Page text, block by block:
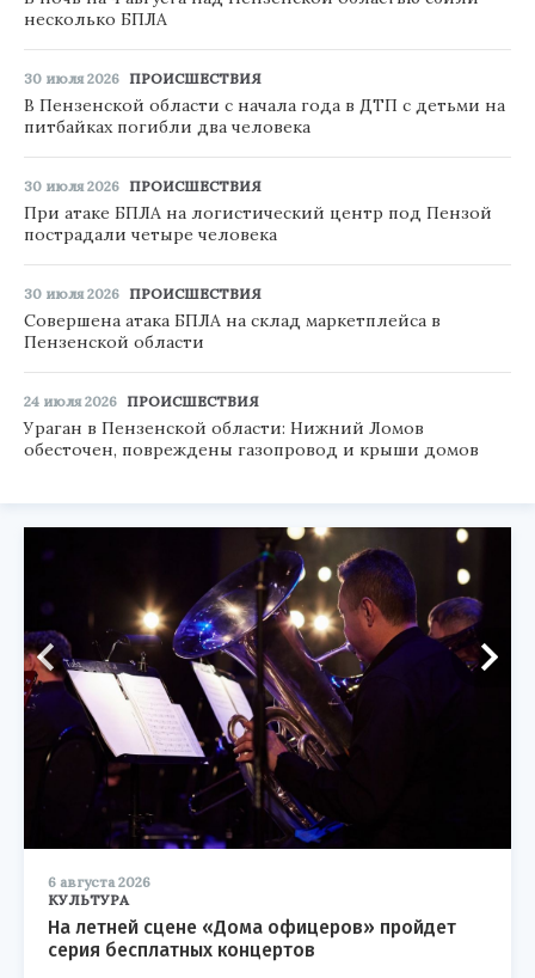
несколько БПЛА
30 июля 2026 ПРОИСШЕСТВИЯ
В Пензенской области с начала года в ДТП с детьми на
питбайках погибли два человека
30 июля 2026 ПРОИСШЕСТВИЯ
При атаке БПЛА на логистический центр под Пензой
пострадали четыре человека
30 июля 2026 ПРОИСШЕСТВИЯ
Совершена атака БПЛА на склад маркетплейса в
Пензенской области
24 июля 2026 ПРОИСШЕСТВИЯ
Ураган в Пензенской области: Нижний Ломов
обесточен, повреждены газопровод и крыши домов
6 августа 2026
КУЛЬТУРА
На летней сцене «Дома офицеров» пройдет
серия бесплатных концертов